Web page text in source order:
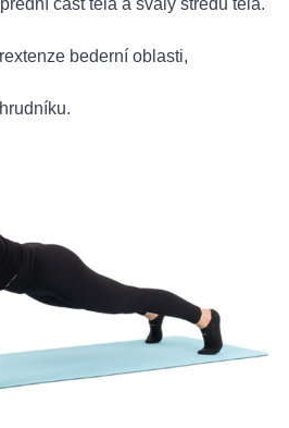
část těla a svaly středu těla.
bederní oblasti,